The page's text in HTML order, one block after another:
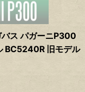
ス パガーニP300
BC5240R 旧モデル